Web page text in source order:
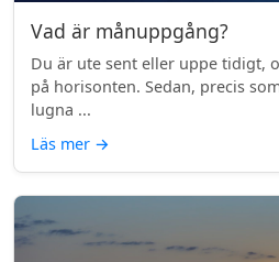
Vad är månuppgång?
Du är ute sent eller uppe tidigt,
på horisonten. Sedan, precis
lugna ...
Läs mer →